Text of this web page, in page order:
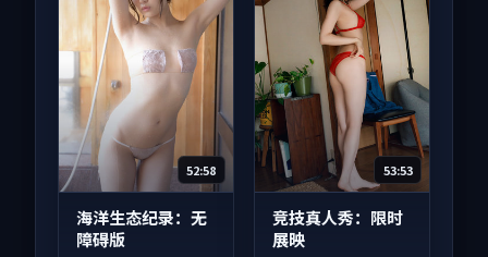
52:58
海洋生态纪录：无
障碍版
53:53
竞技真人秀：限时
展映